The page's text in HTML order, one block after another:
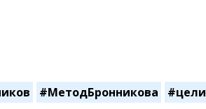
#МетодБронникова #цели